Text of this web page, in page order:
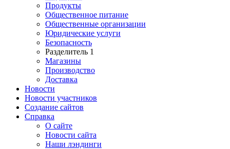
Продукты
Общественное питание
Общественные организации
Юридические услуги
Безопасность
Разделитель 1
Магазины
Производство
Доставка
Новости
Новости участников
Создание сайтов
Справка
О сайте
Новости сайта
Наши лэндинги